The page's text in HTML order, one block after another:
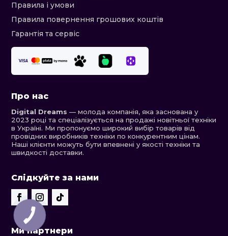
Правила і умови
Правила повернення грошових коштів
Гарантія та сервіс
Про нас
Digital Dreams — молода компанія, яка заснована у
2023 році та спеціалізується на продажі новітньої техніки
в Україні. Ми пропонуємо широкий вибір товарів від
провідних виробників техніки по конкурентним цінам.
Наші клієнти можуть бути впевнені у якості техніки та
швидкості доставки.
Слідкуйте за нами
Ми партнери